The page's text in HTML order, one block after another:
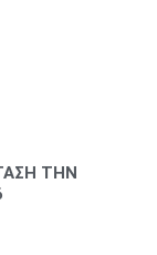
ΤΗΝ